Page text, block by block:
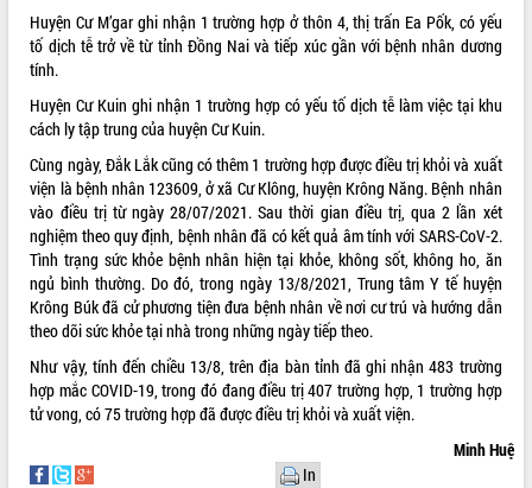
VIDEO
Khám bệnh, cấp phát thuốc miễn phí
và tặng quà người dân xã Cư Pui
tháng 7/2026
Huyện Cư M’gar ghi nhận 1 trường hợp ở thôn 4, thị trấn Ea Pốk, có yếu
tố dịch tễ trở về từ tỉnh Đồng Nai và tiếp xúc gần với bệnh nhân dương
tính.
Huyện Cư Kuin ghi nhận 1 trường hợp có yếu tố dịch tễ làm việc tại khu
cách ly tập trung của huyện Cư Kuin.
Cùng ngày, Đắk Lắk cũng có thêm 1 trường hợp được điều trị khỏi và xuất
viện là bệnh nhân 123609, ở xã Cư Klông, huyện Krông Năng. Bệnh nhân
vào điều trị từ ngày 28/07/2021. Sau thời gian điều trị, qua 2 lần xét
nghiệm theo quy định, bệnh nhân đã có kết quả âm tính với SARS-CoV-2.
Tình trạng sức khỏe bệnh nhân hiện tại khỏe, không sốt, không ho, ăn
ngủ bình thường. Do đó, trong ngày 13/8/2021, Trung tâm Y tế huyện
Krông Búk đã cử phương tiện đưa bệnh nhân về nơi cư trú và hướng dẫn
theo dõi sức khỏe tại nhà trong những ngày tiếp theo.
Như vậy, tính đến chiều 13/8, trên địa bàn tỉnh đã ghi nhận 483 trường
hợp mắc COVID-19, trong đó đang điều trị 407 trường hợp, 1 trường hợp
tử vong, có 75 trường hợp đã được điều trị khỏi và xuất viện.
Minh Huệ
In